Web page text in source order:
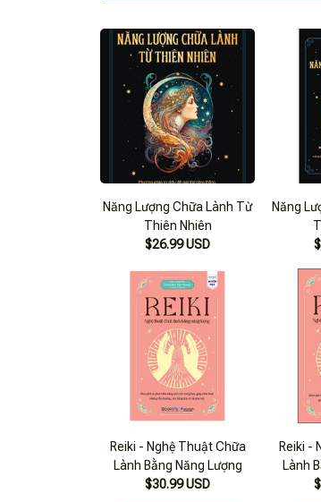
Năng Lượng Chữa Lành Từ
Thiên Nhiên
$26.99 USD
Năng
Reiki - Nghệ Thuật Chữa
Lành Bằng Năng Lượng
$30.99 USD
Reiki -
Lành